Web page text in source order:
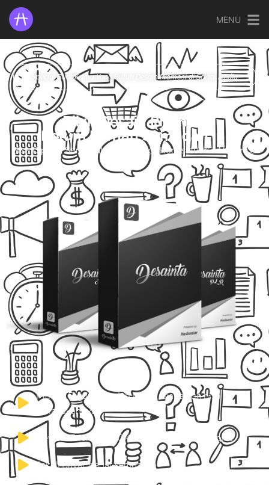
MENU
Special Buat Kamu Yang Butuh Desain Promosi di Social Media
Bikin Desain Promosi
Belum Pernah Semudah Ini
Bisa Dipakai Sendiri atau Dijual lagi, Komisi 100% Milik Anda
Mudah Digunakan dan Diedit, Siapa pun bisa
melakukannya
Newbie Friendly, 100% Terbuat dari Powerpoint
Sekali Bayar, dapat semuanya